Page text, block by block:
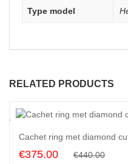
Type model
RELATED PRODUCTS
Cachet ring met diamond
€440.00
€375.00